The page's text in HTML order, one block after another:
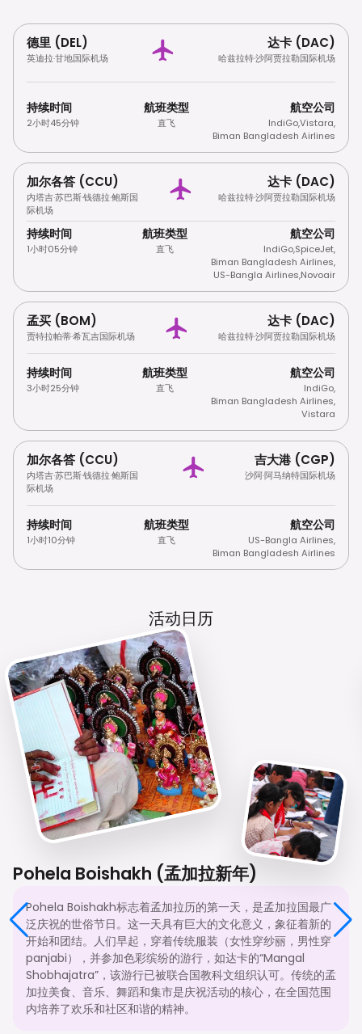
德里 (DEL)
英迪拉·甘地国际机场
达卡 (DAC)
哈兹拉特·沙阿贾拉勒国际机场
持续时间
2小时45分钟
航班类型
直飞
航空公司
IndiGo,Vistara,
Biman Bangladesh Airlines
加尔各答 (CCU)
内塔吉·苏巴斯·钱德拉·鲍斯国
际机场
达卡 (DAC)
哈兹拉特·沙阿贾拉勒国际机场
持续时间
1小时05分钟
航班类型
直飞
航空公司
IndiGo,SpiceJet,
Biman Bangladesh Airlines,
US-Bangla Airlines,Novoair
孟买 (BOM)
贾特拉帕蒂·希瓦吉国际机场
达卡 (DAC)
哈兹拉特·沙阿贾拉勒国际机场
持续时间
3小时25分钟
航班类型
直飞
航空公司
IndiGo,
Biman Bangladesh Airlines,
Vistara
加尔各答 (CCU)
内塔吉·苏巴斯·钱德拉·鲍斯国
际机场
吉大港 (CGP)
沙阿·阿马纳特国际机场
持续时间
1小时10分钟
航班类型
直飞
航空公司
US-Bangla Airlines,
Biman Bangladesh Airlines
活动日历
Pohela Boishakh (孟加拉新年)
Pohela Boishakh标志着孟加拉历的第一天，是孟加拉国最广
泛庆祝的世俗节日。这一天具有巨大的文化意义，象征着新的
开始和团结。人们早起，穿着传统服装（女性穿纱丽，男性穿
panjabi），并参加色彩缤纷的游行，如达卡的“Mangal
Shobhajatra”，该游行已被联合国教科文组织认可。传统的孟
加拉美食、音乐、舞蹈和集市是庆祝活动的核心，在全国范围
内培养了欢乐和社区和谐的精神。